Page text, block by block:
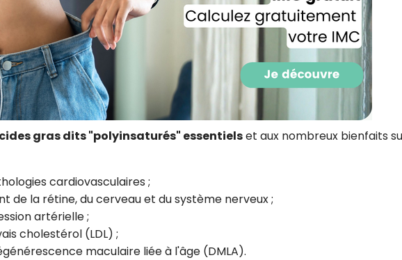
gras dits "polyinsaturés" essentielset aux nombreux bienfaits
cardiovasculaires ;
de la rétine, du cerveau et du système nerveux ;
artérielle ;
cholestérol (LDL) ;
maculaire liée à l'âge (DMLA).
Recevez
de nos meilleures
Ainsi que la newsletter